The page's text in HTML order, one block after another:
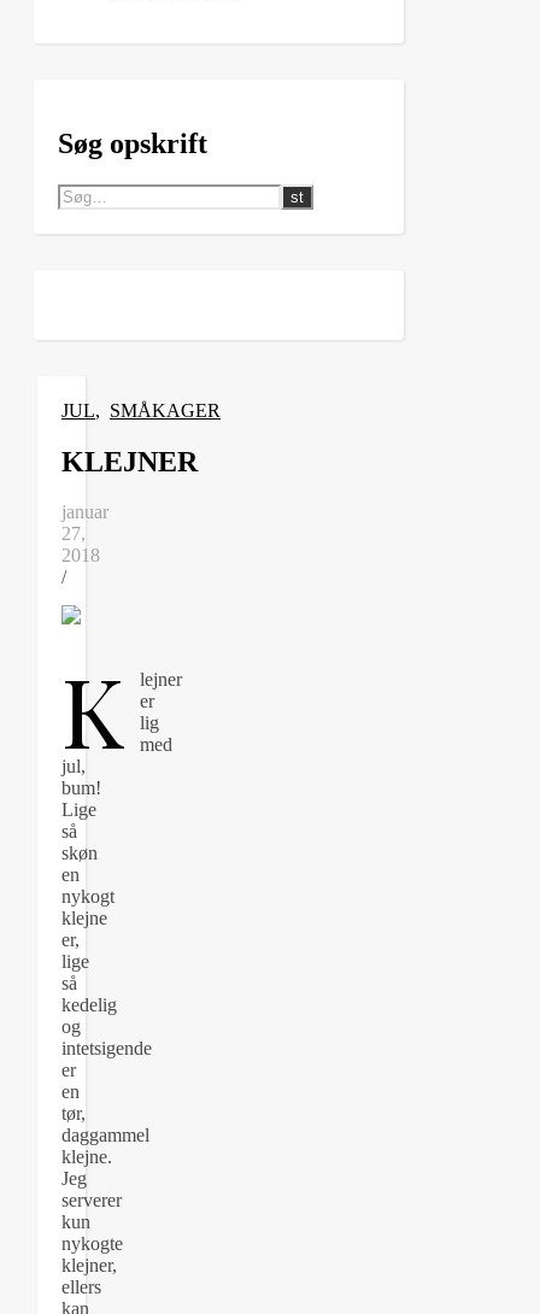
Søg opskrift
JUL, SMÅKAGER
KLEJNER
januar
27,
2018
/
K
lejner
er
lig
med
jul,
bum!
Lige
så
skøn
en
nykogt
klejne
er,
lige
så
kedelig
og
intetsigende
er
en
tør,
daggammel
klejne.
Jeg
serverer
kun
nykogte
klejner,
ellers
kan